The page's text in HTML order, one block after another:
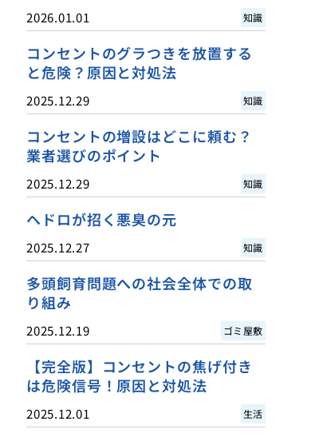
2026.01.01 知識
コンセントのグラつきを放置する
と危険？原因と対処法
2025.12.29 知識
コンセントの増設はどこに頼む？
業者選びのポイント
2025.12.29 知識
ヘドロが招く悪臭の元
2025.12.27 知識
多頭飼育問題への社会全体での取
り組み
2025.12.19 ゴミ屋敷
【完全版】コンセントの焦げ付き
は危険信号！原因と対処法
2025.12.01 生活